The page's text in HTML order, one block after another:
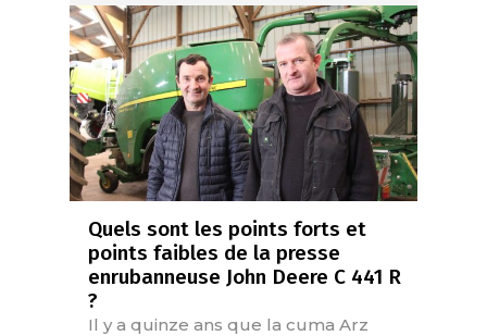
Quels sont les points forts et
points faibles de la presse
enrubanneuse John Deere C 441 R
?
Il y a quinze ans que la cuma Arz